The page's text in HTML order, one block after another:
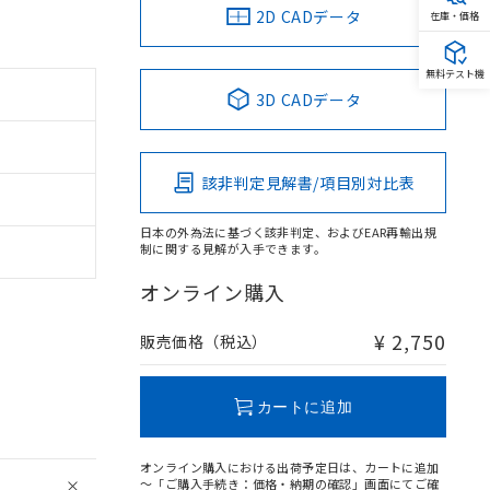
2D CADデータ
3D CADデータ
該非判定見解書/項目別対比表
日本の外為法に基づく該非判定、およびEAR再輸出規
制に関する見解が入手できます。
オンライン購入
販売価格（税込） ¥ 2,750
カートに追加
オンライン購入における出荷予定日は、カートに追加
～「ご購入手続き：価格・納期の確認」画面にてご確
在庫・価格
無料テスト機